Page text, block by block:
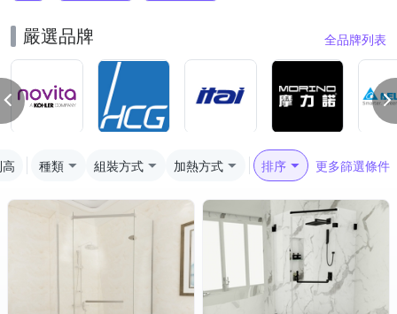
嚴選品牌 全品牌列表
種類 組裝方式 加熱方式 排序 更多篩選條件